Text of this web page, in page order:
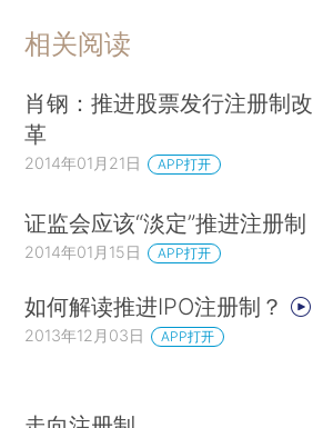
相关阅读
肖钢：推进股票发行注册制改
革
2014年01月21日 APP打开
证监会应该“淡定”推进注册制
2014年01月15日 APP打开
如何解读推进IPO注册制？
2013年12月03日 APP打开